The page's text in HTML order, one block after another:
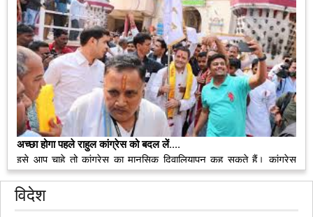
अच्छा होगा पहले राहुल कांग्रेस को बदल लें....
इसे आप चाहे तो कांग्रेस का मानसिक दिवालियापन कह सकते हैं। कांग्रेस
अध्यक्ष राहुल गांधी मध्यप्रदेश में भी अपने चुनाव प्रचार अभियान की शुरूआत
मंदिरों की यात्रा से करेंगे।
विदेश